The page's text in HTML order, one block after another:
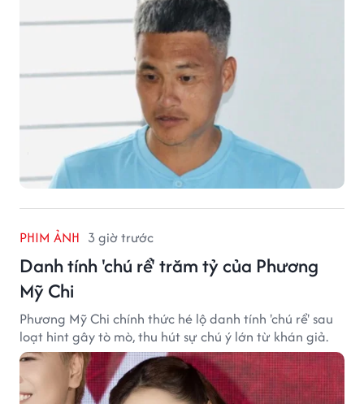
PHIM ẢNH 3 giờ trước
Danh tính 'chú rể' trăm tỷ của Phương
Mỹ Chi
Phương Mỹ Chi chính thức hé lộ danh tính 'chú rể' sau
loạt hint gây tò mò, thu hút sự chú ý lớn từ khán giả.